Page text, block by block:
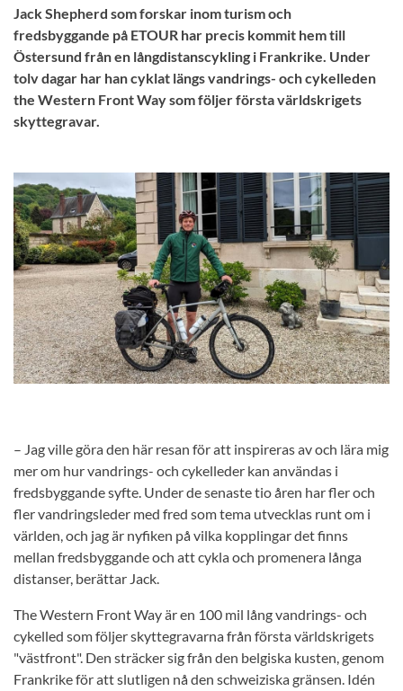
Jack Shepherd som forskar inom turism och
fredsbyggande på ETOUR har precis kommit hem till
Östersund från en långdistanscykling i Frankrike. Under
tolv dagar har han cyklat längs vandrings- och cykelleden
the Western Front Way som följer första världskrigets
skyttegravar.
– Jag ville göra den här resan för att inspireras av och lära mig
mer om hur vandrings- och cykelleder kan användas i
fredsbyggande syfte. Under de senaste tio åren har fler och
fler vandringsleder med fred som tema utvecklas runt om i
världen, och jag är nyfiken på vilka kopplingar det finns
mellan fredsbyggande och att cykla och promenera långa
distanser, berättar Jack.
The Western Front Way är en 100 mil lång vandrings- och
cykelled som följer skyttegravarna från första världskrigets
"västfront". Den sträcker sig från den belgiska kusten, genom
Frankrike för att slutligen nå den schweiziska gränsen. Idén